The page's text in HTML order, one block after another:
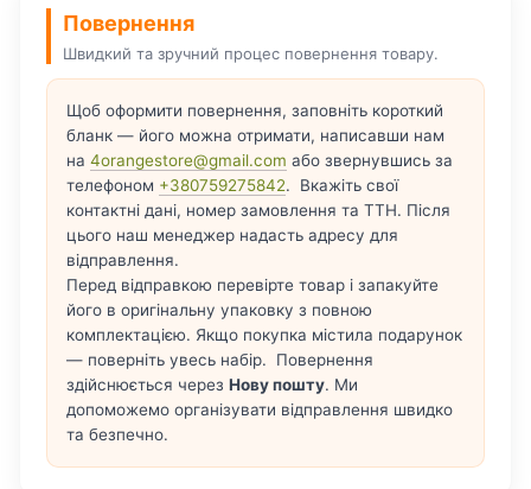
Повернення
Швидкий та зручний процес повернення товару.
Щоб оформити повернення, заповніть короткий
бланк — його можна отримати, написавши нам
на 4orangestore@gmail.com або звернувшись за
телефоном +380759275842. Вкажіть свої
контактні дані, номер замовлення та ТТН. Після
цього наш менеджер надасть адресу для
відправлення.
Перед відправкою перевірте товар і запакуйте
його в оригінальну упаковку з повною
комплектацією. Якщо покупка містила подарунок
— поверніть увесь набір. Повернення
здійснюється через Нову пошту. Ми
допоможемо організувати відправлення швидко
та безпечно.